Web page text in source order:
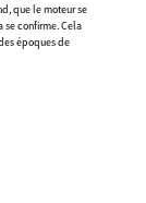
que le moteur se
se confirme. Cela
époques de